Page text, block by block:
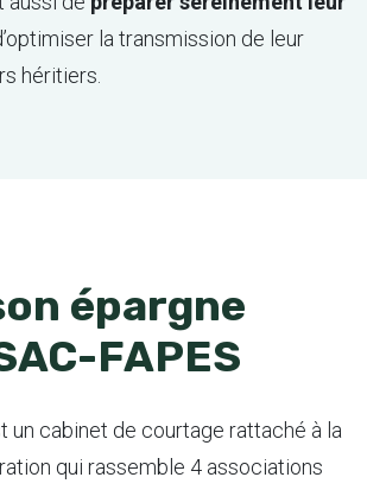
la transmission de leur
héritiers.
épargne
FAPES
qui rassemble 4 associations